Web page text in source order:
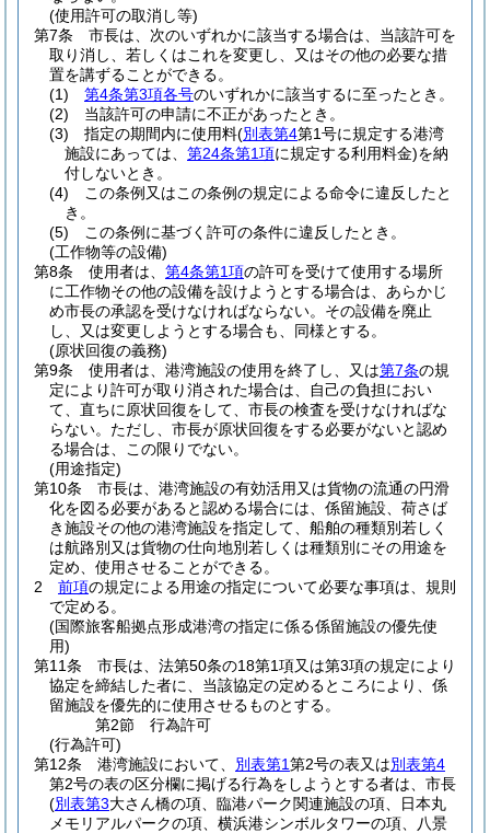
(使用許可の取消し等)
第7条
市長は、次のいずれかに該当する場合は、当該許可を
取り消し、若しくはこれを変更し、又はその他の必要な措
置を講ずることができる。
(1)
第4条第3項各号のいずれかに該当するに至ったとき。
(2)
当該許可の申請に不正があったとき。
(3)
指定の期間内に使用料(別表第4第1号に規定する港湾
施設にあっては、 第24条第1項に規定する利用料金)を納
付しないとき。
(4)
この条例又はこの条例の規定による命令に違反したと
き。
(5)
この条例に基づく許可の条件に違反したとき。
(工作物等の設備)
第8条
使用者は、 第4条第1項の許可を受けて使用する場所
に工作物その他の設備を設けようとする場合は、あらかじ
め市長の承認を受けなければならない。 その設備を廃止
し、又は変更しようとする場合も、同様とする。
(原状回復の義務)
第9条
使用者は、港湾施設の使用を終了し、又は第7条の規
定により許可が取り消された場合は、自己の負担におい
て、直ちに原状回復をして、市長の検査を受けなければな
らない。 ただし、市長が原状回復をする必要がないと認め
る場合は、この限りでない。
(用途指定)
第10条
市長は、港湾施設の有効活用又は貨物の流通の円滑
化を図る必要があると認める場合には、係留施設、荷さば
き施設その他の港湾施設を指定して、船舶の種類別若しく
は航路別又は貨物の仕向地別若しくは種類別にその用途を
定め、使用させることができる。
2
前項の規定による用途の指定について必要な事項は、規則
で定める。
(国際旅客船拠点形成港湾の指定に係る係留施設の優先使
用)
第11条
市長は、法第50条の18第1項又は第3項の規定により
協定を締結した者に、当該協定の定めるところにより、係
留施設を優先的に使用させるものとする。
第2節
行為許可
(行為許可)
第12条
港湾施設において、 別表第1第2号の表又は別表第4
第2号の表の区分欄に掲げる行為をしようとする者は、市長
(別表第3大さん橋の項、臨港パーク関連施設の項、日本丸
メモリアルパークの項、横浜港シンボルタワーの項、八景